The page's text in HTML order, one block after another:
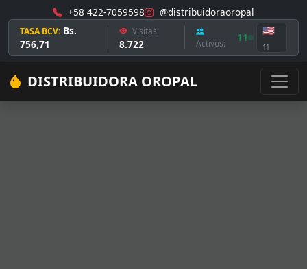
+58 422-7059598 @distribuidoraoropal
TASA BCV: Bs.
756,71
Visitas:
8.722 Activos: 11
🇺🇸
11
DISTRIBUIDORA OROPAL